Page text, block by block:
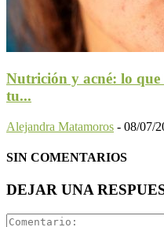
Nutrición y acné: lo
tu...
Alejandra Matamoros - 08/07/
SIN COMENTARIOS
DEJAR UNA